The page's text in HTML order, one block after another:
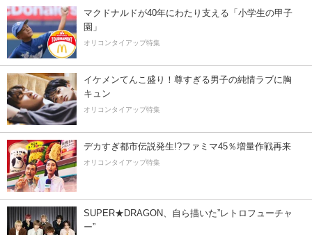
マクドナルドが40年にわたり支える「小学生の甲子
園」
オリコンタイアップ特集
イケメンてんこ盛り！尊すぎる男子の純情ラブに胸
キュン
オリコンタイアップ特集
デカすぎ都市伝説発生!?ファミマ45％増量作戦再来
オリコンタイアップ特集
SUPER★DRAGON、自ら描いた”レトロフューチャ
ー”